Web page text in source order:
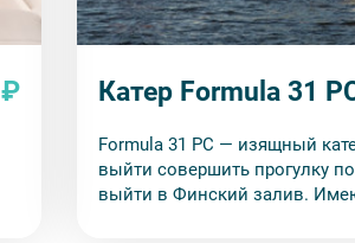
Катер Formula 31
Formula 31 PC — изящный
выйти совершить прогулку
выйти в Финский залив.